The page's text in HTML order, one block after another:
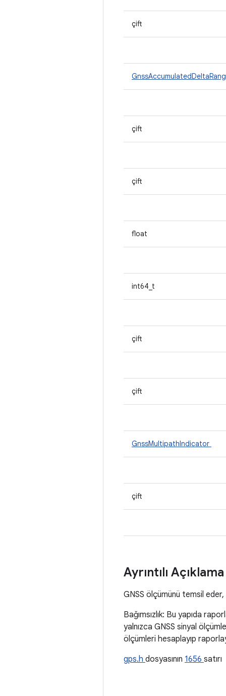
çift
çift
çift
float
int64_t
çift
çift
GnssMultipathIndicator
çift
Ayrıntılı
GNSS ölçümünü temsil
Bağımsızlık: Bu yapıda
yalnızca GNSS sinyal
ölçümleri hesaplayıp
gps.h dosyasının 1656 satırı